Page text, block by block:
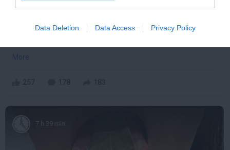
Data Deletion Data Access Privacy Policy
Stop Eating These 3 Foods That Are Known to
More
7 h 39 min